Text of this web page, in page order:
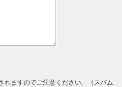
れますのでご注意ください。（スパム